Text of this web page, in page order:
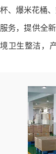
吸管
杯、爆米花桶、塑料杯等产品。
服务，提供全
境卫生整洁，
和ISO14001证
啡、民航、金
点滴改进，迈